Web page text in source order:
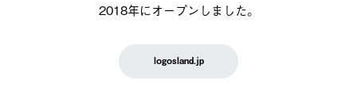
2018年にオープンしました。
logosland.jp